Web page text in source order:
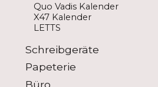
Quo Vadis Kalender
X47 Kalender
LETTS
Schreibgeräte
Papeterie
Büro